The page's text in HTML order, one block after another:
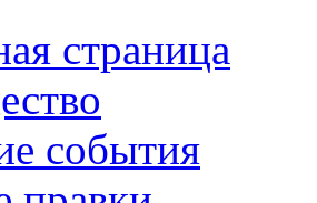
страница
события